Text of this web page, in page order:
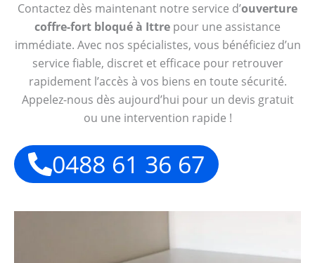
Contactez dès maintenant notre service d’ouverture
coffre-fort bloqué à Ittre pour une assistance
immédiate. Avec nos spécialistes, vous bénéficiez d’un
service fiable, discret et efficace pour retrouver
rapidement l’accès à vos biens en toute sécurité.
Appelez-nous dès aujourd’hui pour un devis gratuit
ou une intervention rapide !
0488 61 36 67